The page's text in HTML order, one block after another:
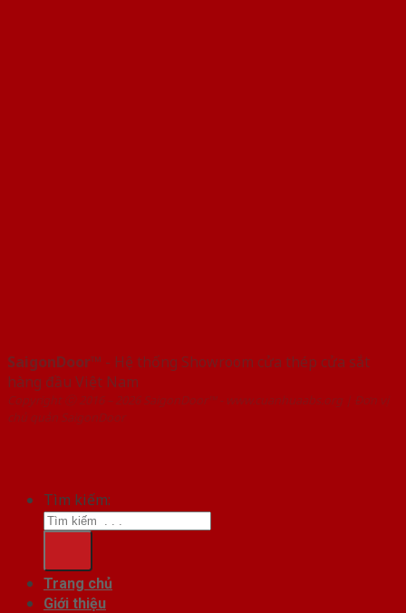
SaigonDoor™ - Hệ thống Showroom cửa thép cửa sắt
hàng đầu Việt Nam
Copyright ⓒ 2016 – 2026 SaigonDoor™ - www.cuanhuaabs.org | Đơn vị
chủ quản SaigonDoor
Tìm kiếm:
Trang chủ
Giới thiệu